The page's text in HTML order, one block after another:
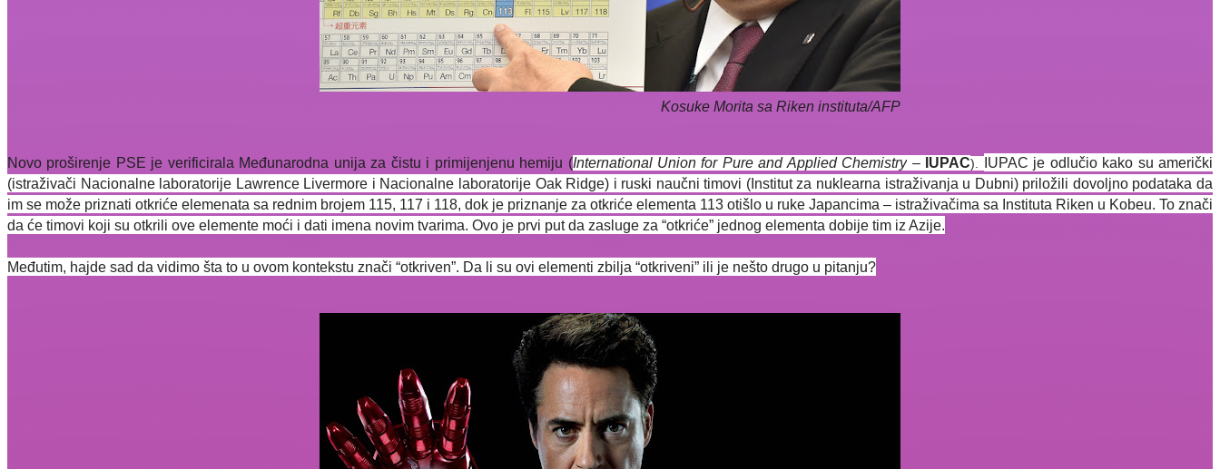
Kosuke Morita sa Riken instituta/AFP
Novo proširenje PSE je verificirala Međunarodna unija za čistu i primijenjenu hemiju (International Union for Pure and Applied Chemistry – IUPAC).
IUPAC je odlučio kako su američki
(istraživači Nacionalne laboratorije Lawrence Livermore i Nacionalne laboratorije Oak Ridge) i ruski naučni timovi (Institut za nuklearna istraživanja u Dubni) priložili dovoljno podataka da
im se može priznati otkriće elemenata sa rednim brojem 115, 117 i 118, dok je priznanje za otkriće elementa 113 otišlo u ruke Japancima – istraživačima sa Instituta Riken u Kobeu. To znači
da će timovi koji su otkrili ove elemente moći i dati imena novim tvarima. Ovo je prvi put da zasluge za “otkriće” jednog elementa dobije tim iz Azije.
Međutim, hajde sad da vidimo šta to u ovom kontekstu znači “otkriven”. Da li su ovi elementi zbilja “otkriveni” ili je nešto drugo u pitanju?